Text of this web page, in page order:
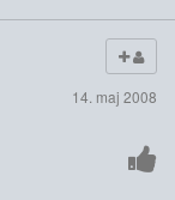
14. maj 2008